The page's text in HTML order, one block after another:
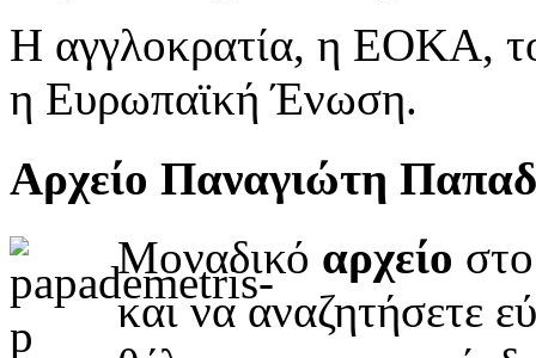
Η αγγλοκρατία, η ΕΟΚΑ,
η Ευρωπαϊκή Ένωση.
Αρχείο Παναγιώτη
Μοναδικό αρχείο
και να αναζητήσετε